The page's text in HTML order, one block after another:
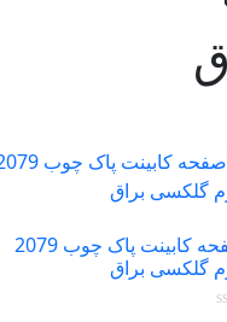
صفحه کابینت پاک چوب 2079
گلکسی براق